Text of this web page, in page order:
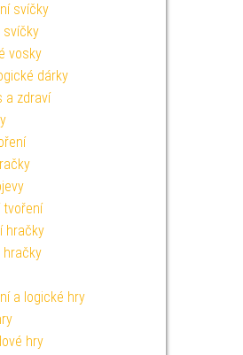
svíčky
svíčky
vosky
dárky
a zdraví
tvoření
hračky
hračky
a logické hry
hry